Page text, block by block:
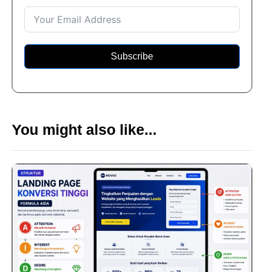
Subscribe
You might also like...